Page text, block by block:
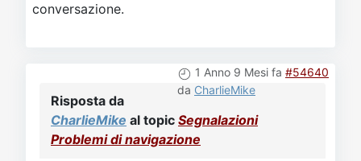
conversazione.
1 Anno 9 Mesi fa #54640
da CharlieMike
Risposta da
CharlieMike al topic Segnalazioni
Problemi di navigazione